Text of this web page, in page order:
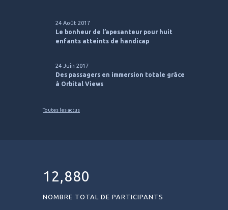
24 Août 2017
Le bonheur de l’apesanteur pour huit
enfants atteints de handicap
24 Juin 2017
Des passagers en immersion totale grâce
à Orbital Views
Toutes les actus
12,880
NOMBRE TOTAL DE PARTICIPANTS